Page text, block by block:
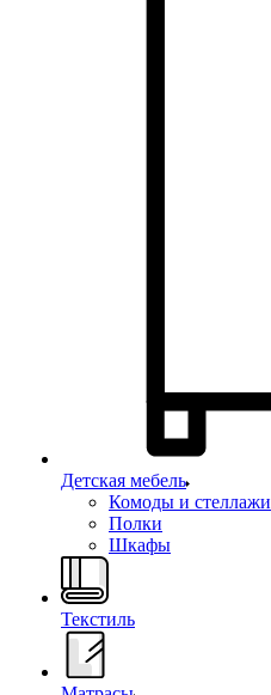
Детская мебель
Комоды и стеллажи
Полки
Шкафы
Текстиль